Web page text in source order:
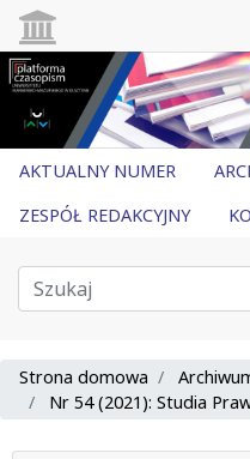
AKTUALNY NUMER
ZESPÓŁ REDAKCYJNY
Strona domowa
Nr 54 (2021): Studia